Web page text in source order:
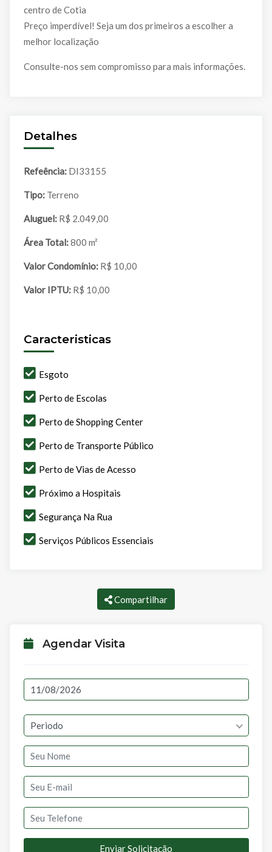
centro de Cotia
Preço imperdível! Seja um dos primeiros a escolher a
melhor localização
Consulte-nos sem compromisso para mais informações.
Detalhes
Refeência: DI33155
Tipo: Terreno
Aluguel: R$ 2.049,00
Área Total: 800 m²
Valor Condomínio: R$ 10,00
Valor IPTU: R$ 10,00
Caracteristicas
Esgoto
Perto de Escolas
Perto de Shopping Center
Perto de Transporte Público
Perto de Vias de Acesso
Próximo a Hospitais
Segurança Na Rua
Serviços Públicos Essenciais
Compartilhar
Agendar Visita
Periodo
Enviar Solicitação